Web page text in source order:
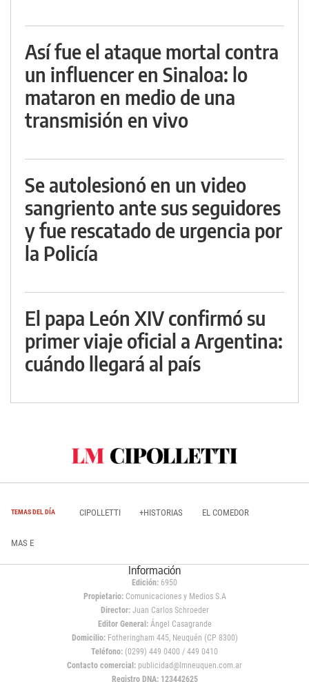
Así fue el ataque mortal contra
un influencer en Sinaloa: lo
mataron en medio de una
transmisión en vivo
Se autolesionó en un video
sangriento ante sus seguidores
y fue rescatado de urgencia por
la Policía
El papa León XIV confirmó su
primer viaje oficial a Argentina:
cuándo llegará al país
TEMAS DEL DÍA CIPOLLETTI +HISTORIAS EL COMEDOR
MAS E
Información
Edición: 6950
Propietario:Comunicaciones y Medios S.A
Director: Juan Carlos Schroeder
Editor General:Ángel Casagrande
Domicilio:Fotheringham 445, Neuquén (CP 8300)
Teléfono: (0299) 449 0400 / 449 0410
Contacto comercial: publicidad@lmneuquen.com.ar
Registro DNA: 123442625